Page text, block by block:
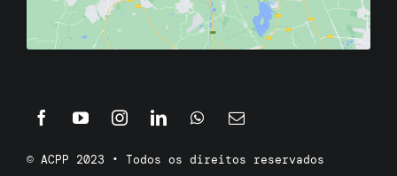
© ACPP 2023 • Todos os direitos reservados